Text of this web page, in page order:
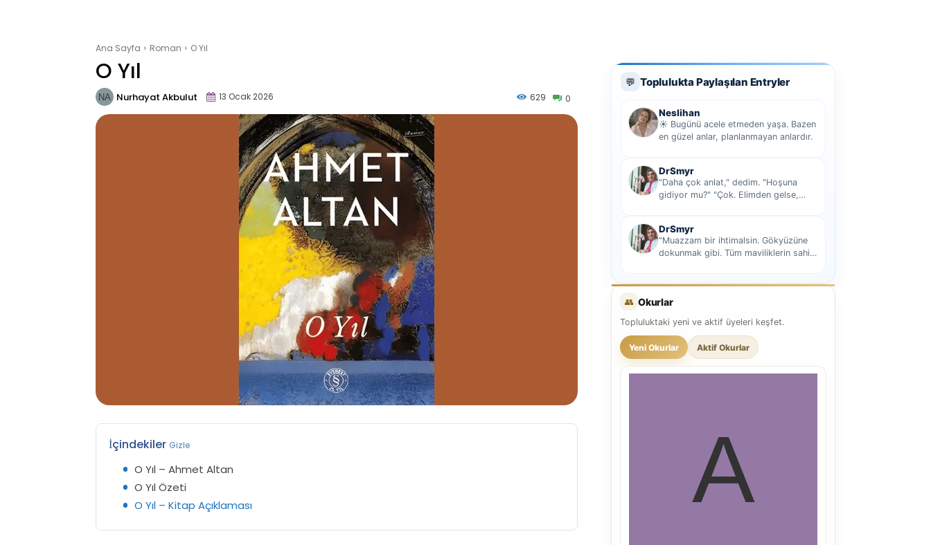
Ana Sayfa Roman O Yıl
O Yıl
Nurhayat Akbulut 13 Ocak 2026 0
629
İçindekiler Gizle
O Yıl – Ahmet Altan
O Yıl Özeti
O Yıl – Kitap Açıklaması
💬 Toplulukta Paylaşılan Entryler
Neslihan
☀️ Bugünü acele etmeden yaşa. Bazen
en güzel anlar, planlanmayan anlardır.
DrSmyr
"Daha çok anlat," dedim. "Hoşuna
gidiyor mu?" "Çok. Elimden gelse,
DrSmyr
"Muazzam bir ihtimalsin. Gökyüzüne
dokunmak gibi. Tüm maviliklerin sahibi
👥 Okurlar
Topluluktaki yeni ve aktif üyeleri keşfet.
Yeni Okurlar Aktif Okurlar